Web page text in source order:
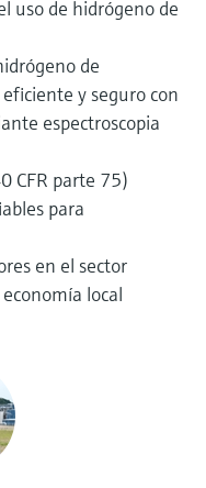
uso de hidrógeno de
de
y seguro con
espectroscopia
CFR parte 75)
para
en el sector
local